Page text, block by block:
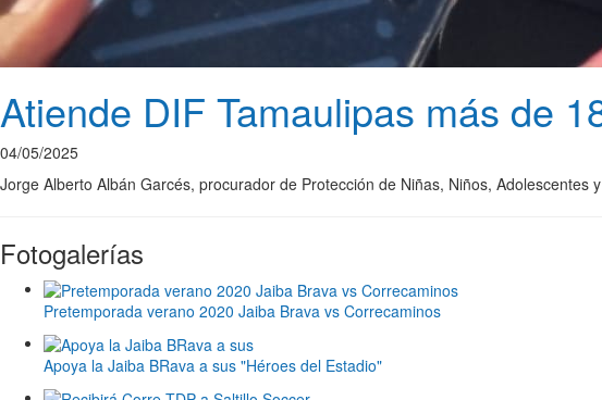
Atiende DIF Tamaulipas más de
04/05/2025
Jorge Alberto Albán Garcés, procurador de Protección de Niñas, Niños,
Fotogalerías
Pretemporada verano 2020 Jaiba Brava vs Correcaminos
Apoya la Jaiba BRava a sus "Héroes del Estadio"